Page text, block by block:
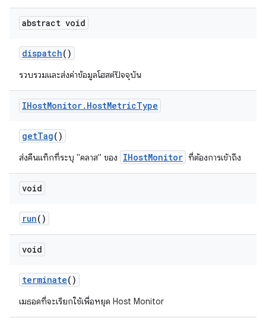
abstract void
dispatch()
รวบรวมและส่งค่าข้อมูลโฮสต์ปัจจุบัน
IHostMonitor. HostMetricType
getTag()
ส่งคืนแท็กที่ระบุ "คลาส" ของ IHostMonitor ที่ต้องการเข้าถึง
void
run()
void
terminate()
เมธอดที่จะเรียกใช้เพื่อหยุด Host Monitor